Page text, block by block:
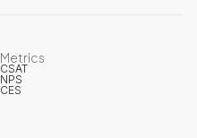
Metrics
CSAT
NPS
CES